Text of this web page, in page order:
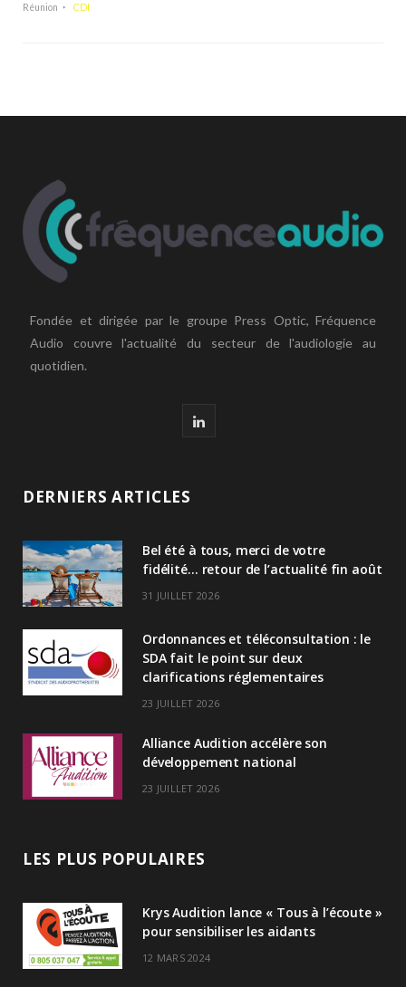
Réunion CDI
Fondée et dirigée par le groupe Press Optic, Fréquence
Audio couvre l'actualité du secteur de l'audiologie au
quotidien.
L
e
n
DERNIERS ARTICLES
Bel été à tous, merci de votre
fidélité… retour de l’actualité fin août
31 JUILLET 2026
Ordonnances et téléconsultation : le
SDA fait le point sur deux
clarifications réglementaires
23 JUILLET 2026
Alliance Audition accélère son
développement national
23 JUILLET 2026
LES PLUS POPULAIRES
Krys Audition lance « Tous à l’écoute »
pour sensibiliser les aidants
12 MARS 2024